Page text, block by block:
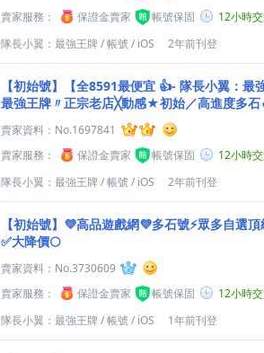
賣家服務：
保證金賣家 帳號保固
12小時
隊長小翼：最強王牌/帳號/ iOS 2年前刊登
【初始號】【全8591最便宜 👍- 隊長小翼：最
最強王牌〃正宗老店╳動感★初始／高進度多石
賣家資料： No.1697841
賣家服務：
保證金賣家 帳號保固
12小時
隊長小翼：最強王牌/帳號/ iOS 2年前刊登
【初始號】💜高品遊戲網💜多石號⚡眾多自選
✅大降價🌕
賣家資料： No.3730609
賣家服務：
保證金賣家 帳號保固
12小時
隊長小翼：最強王牌/帳號/ iOS 1年前刊登